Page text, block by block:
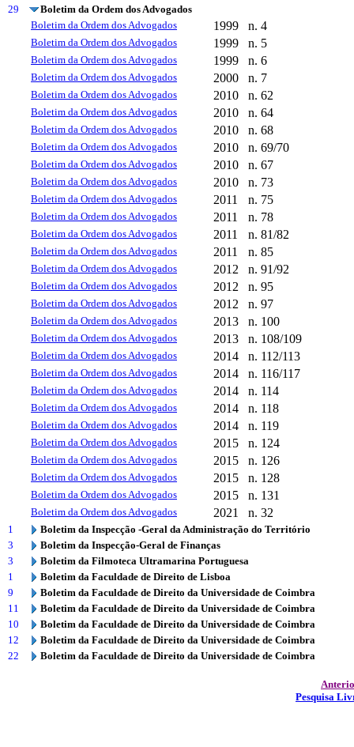
29
Boletim da Ordem dos Advogados
Boletim da Ordem dos Advogados
1999 n. 4
Boletim da Ordem dos Advogados 1999 n. 5
Boletim da Ordem dos Advogados 1999 n. 6
Boletim da Ordem dos Advogados 2000 n. 7
Boletim da Ordem dos Advogados 2010 n. 62
Boletim da Ordem dos Advogados 2010 n. 64
Boletim da Ordem dos Advogados 2010 n. 68
Boletim da Ordem dos Advogados 2010 n. 69/70
Boletim da Ordem dos Advogados 2010 n. 67
Boletim da Ordem dos Advogados 2010 n. 73
Boletim da Ordem dos Advogados 2011 n. 75
Boletim da Ordem dos Advogados 2011 n. 78
Boletim da Ordem dos Advogados 2011 n. 81/82
Boletim da Ordem dos Advogados 2011 n. 85
Boletim da Ordem dos Advogados 2012 n. 91/92
Boletim da Ordem dos Advogados 2012 n. 95
Boletim da Ordem dos Advogados 2012 n. 97
Boletim da Ordem dos Advogados 2013 n. 100
Boletim da Ordem dos Advogados 2013 n. 108/109
Boletim da Ordem dos Advogados 2014 n. 112/113
Boletim da Ordem dos Advogados 2014 n. 116/117
Boletim da Ordem dos Advogados 2014 n. 114
Boletim da Ordem dos Advogados 2014 n. 118
Boletim da Ordem dos Advogados 2014 n. 119
Boletim da Ordem dos Advogados 2015 n. 124
Boletim da Ordem dos Advogados 2015 n. 126
Boletim da Ordem dos Advogados 2015 n. 128
Boletim da Ordem dos Advogados 2015 n. 131
Boletim da Ordem dos Advogados 2021 n. 32
1
Boletim da Inspecção -Geral da Administração do Território
3
Boletim da Inspecção-Geral de Finanças
3
Boletim da Filmoteca Ultramarina Portuguesa
1
Boletim da Faculdade de Direito de Lisboa
9
Boletim da Faculdade de Direito da Universidade de Coimbra
11
Boletim da Faculdade de Direito da Universidade de Coimbra
10
Boletim da Faculdade de Direito da Universidade de Coimbra
12
Boletim da Faculdade de Direito da Universidade de Coimbra
22
Boletim da Faculdade de Direito da Universidade de Coimbra
Pesquisa